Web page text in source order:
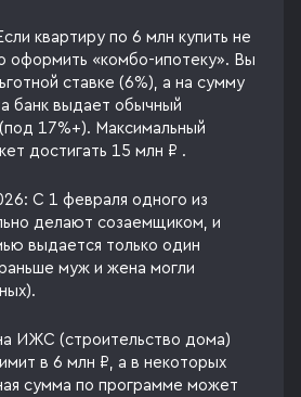
квартиру по 6 млн купить не
оформить «комбо-ипотеку». Вы
ставке (6%), а на сумму
банк выдает обычный
17%+). Максимальный
достигать 15 млн ₽ .
С 1 февраля одного из
делают созаемщиком, и
выдается только один
муж и жена могли
ИЖС (строительство дома)
в 6 млн ₽, а в некоторых
сумма по программе может